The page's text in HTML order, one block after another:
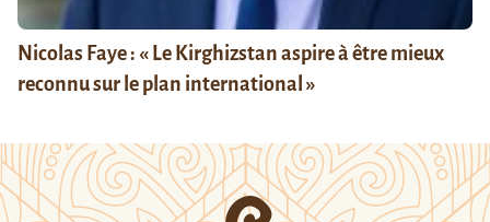
Nicolas Faye : « Le Kirghizstan aspire à être mieux
reconnu sur le plan international »